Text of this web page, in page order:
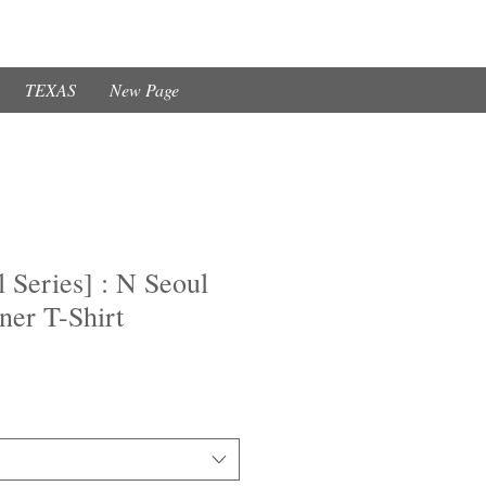
TEXAS New Page
Series] : N Seoul
T-Shirt